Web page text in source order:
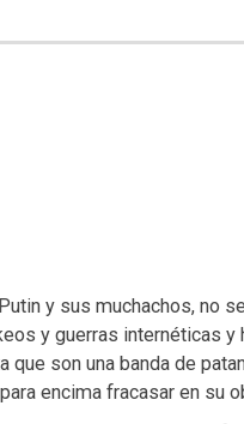
y sus muchachos, no
y guerras internéticas y
que son una banda de
encima fracasar en su